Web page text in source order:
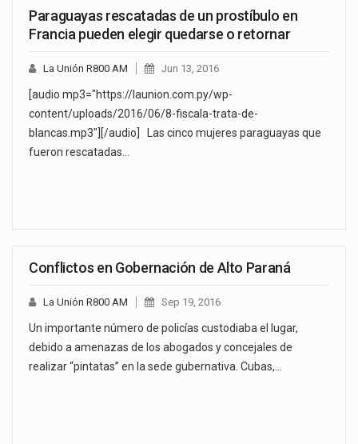
Paraguayas rescatadas de un prostíbulo en
Francia pueden elegir quedarse o retornar
La Unión R800 AM Jun 13, 2016
[audio mp3="https://launion.com.py/wp-
content/uploads/2016/06/8-fiscala-trata-de-
blancas.mp3"][/audio] Las cinco mujeres paraguayas que
fueron rescatadas…
Conflictos en Gobernación de Alto Paraná
La Unión R800 AM Sep 19, 2016
Un importante número de policías custodiaba el lugar,
debido a amenazas de los abogados y concejales de
realizar “pintatas” en la sede gubernativa. Cubas,…